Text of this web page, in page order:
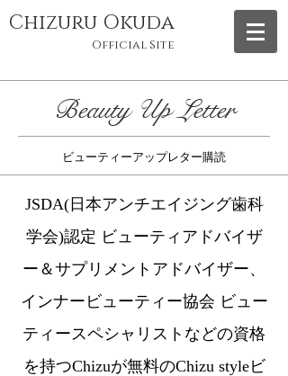
Chizuru Okuda
Official Site
Beauty Up Letter
ビューティーアップレター購読
JSDA(日本アンチエイジング歯科
学会)認定 ビューティアドバイザ
ー＆サプリメントアドバイザー、
インナービューティー協会 ビュー
ティースペシャリストなどの資格
を持つChizuが無料のChizu styleビ